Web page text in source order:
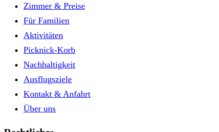
Zimmer & Preise
Für Familien
Aktivitäten
Picknick-Korb
Nachhaltigkeit
Ausflugsziele
Kontakt & Anfahrt
Über uns